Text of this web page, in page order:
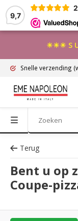
9,7
☀☀☀ S U
Snelle verzending
Terug
Bent u op
Coupe-